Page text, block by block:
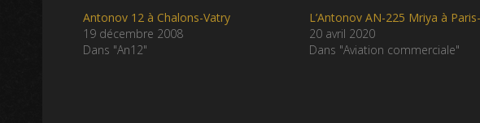
Antonov 12 à Chalons-Vatry
19 décembre 2008
Dans "An12"
L’Antonov AN-225 Mriya à
20 avril 2020
Dans "Aviation commerciale"